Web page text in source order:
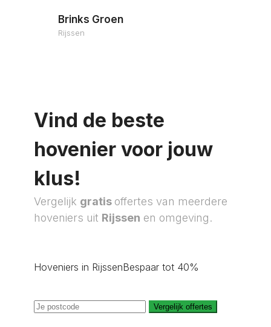
Brinks Groen
Rijssen
Vind de beste
hovenier voor jouw
klus!
Vergelijk gratis offertes van meerdere
hoveniers uit Rijssen en omgeving.
Hoveniers in RijssenBespaar tot 40%
Vergelijk offertes